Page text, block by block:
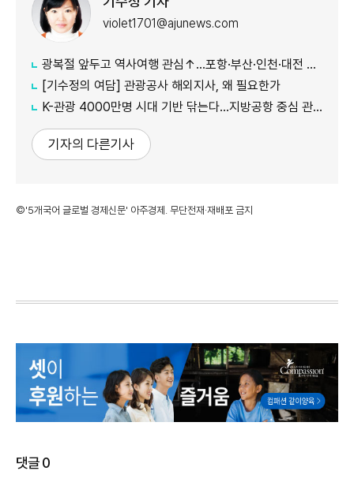
violet1701@ajunews.com
광복절 앞두고 역사여행 관심↑…포항·부산·인천·대전 주목
[기수정의 여담] 관광공사 해외지사, 왜 필요한가
K-관광 4000만명 시대 기반 닦는다…지방공항 중심 관광벨트 조성
기자의 다른기사
©'5개국어 글로벌 경제신문' 아주경제. 무단전재·재배포 금지
댓글0